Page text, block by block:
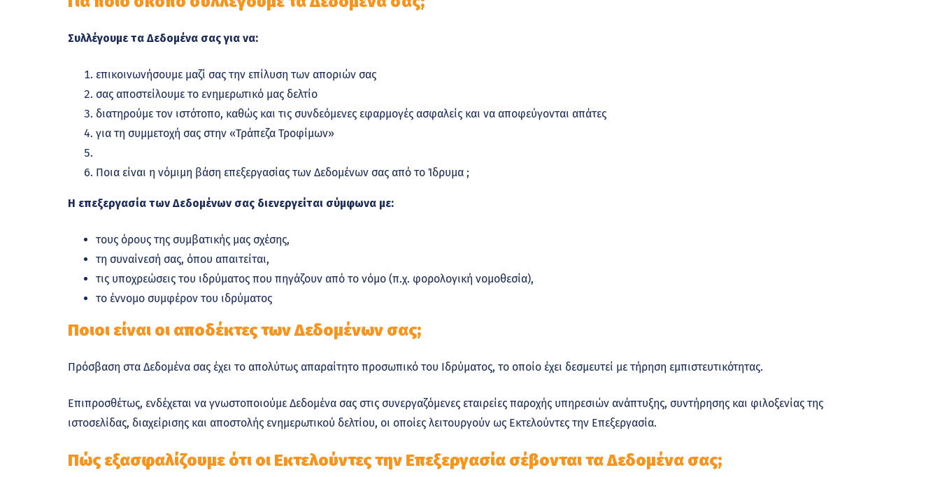
Συλλέγουμε τα Δεδομένα σας για να:
επικοινωνήσουμε μαζί σας την επίλυση των αποριών σας
σας αποστείλουμε το ενημερωτικό μας δελτίο
διατηρούμε τον ιστότοπο, καθώς και τις συνδεόμενες εφαρμογές ασφαλείς και να αποφεύγονται απάτες
για τη συμμετοχή σας στην «Τράπεζα Τροφίμων»
Ποια είναι η νόμιμη βάση επεξεργασίας των Δεδομένων σας από το Ίδρυμα ;
Η επεξεργασία των Δεδομένων σας διενεργείται σύμφωνα με:
τους όρους της συμβατικής μας σχέσης,
τη συναίνεσή σας, όπου απαιτείται,
τις υποχρεώσεις του ιδρύματος που πηγάζουν από το νόμο (π.χ. φορολογική νομοθεσία),
το έννομο συμφέρον του ιδρύματος
Ποιοι είναι οι αποδέκτες των Δεδομένων σας;
Πρόσβαση στα Δεδομένα σας έχει το απολύτως απαραίτητο προσωπικό του Ιδρύματος, το οποίο έχει δεσμευτεί με τήρηση εμπιστευτικότητας.
Επιπροσθέτως, ενδέχεται να γνωστοποιούμε Δεδομένα σας στις συνεργαζόμενες εταιρείες παροχής υπηρεσιών ανάπτυξης, συντήρησης και φιλοξενίας της
ιστοσελίδας, διαχείρισης και αποστολής ενημερωτικού δελτίου, οι οποίες λειτουργούν ως Εκτελούντες την Επεξεργασία.
Πώς εξασφαλίζουμε ότι οι Εκτελούντες την Επεξεργασία σέβονται τα Δεδομένα σας;